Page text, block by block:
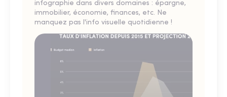
infographie dans divers domaines : épargne,
immobilier, économie, finances, etc. Ne
manquez pas l'info visuelle quotidienne !